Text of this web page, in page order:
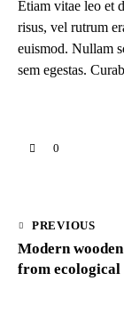
Etiam vitae leo et
risus, vel rutrum
euismod. Nullam
sem egestas.
0
PREVIOUS
Modern wooden
from